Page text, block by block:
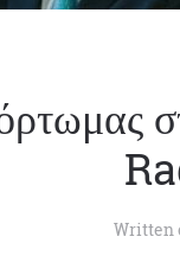
Written